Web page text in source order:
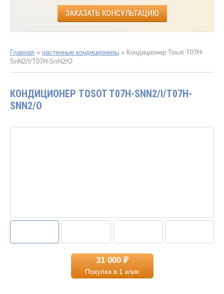
ЗАКАЗАТЬ КОНСУЛЬТАЦИЮ
Главная » настенные кондиционеры » Кондиционер Tosot T07H-
SnN2/I/T07H-SnN2/O
КОНДИЦИОНЕР TOSOT T07H-SNN2/I/T07H-
SNN2/O
31 000 ₽
Покупка в 1 клик